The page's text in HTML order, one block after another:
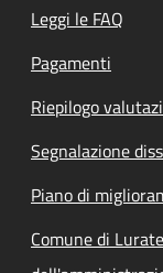
Leggi le FAQ
Pagamenti
Riepilogo
Segnalazione
Piano di
Comune di